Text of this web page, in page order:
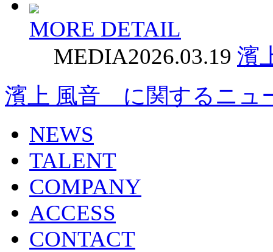
MORE DETAIL
MEDIA2026.03.19 濱
濱上 風音 に関するニュ
NEWS
TALENT
COMPANY
ACCESS
CONTACT